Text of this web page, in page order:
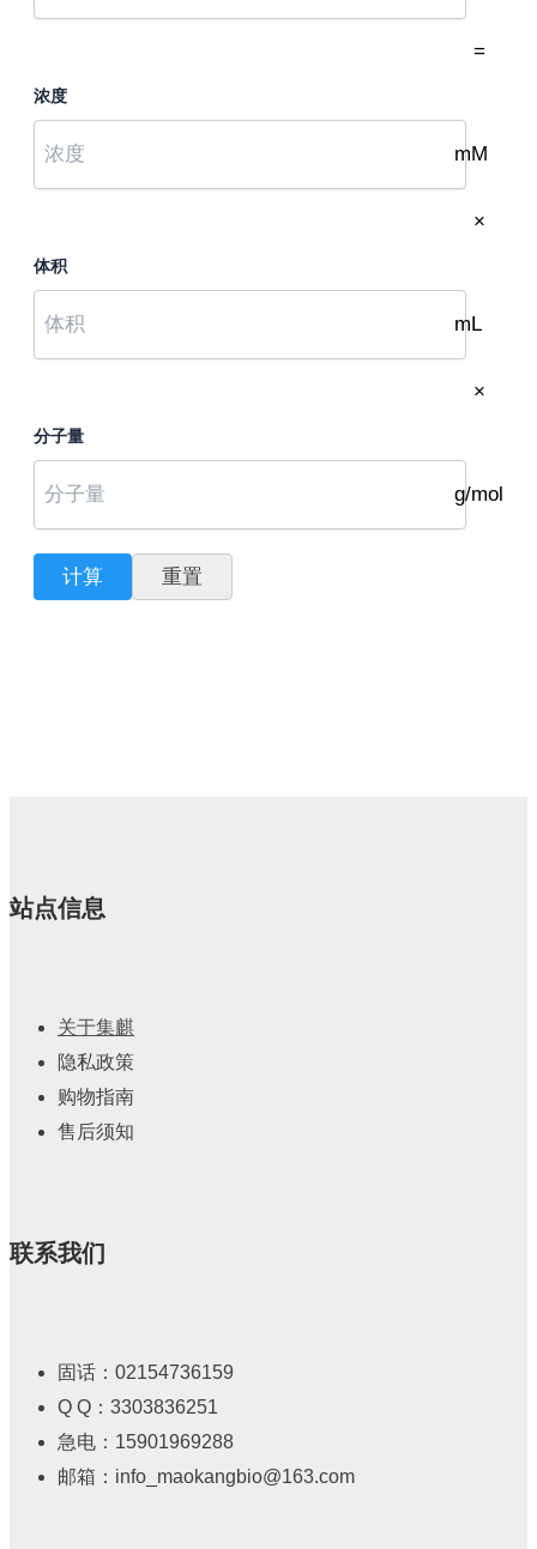
=
浓度
mM
×
体积
mL
×
分子量
g/mol
计算 重置
站点信息
关于集麒
隐私政策
购物指南
售后须知
联系我们
固话：02154736159
Q Q：3303836251
急电：15901969288
邮箱：info_maokangbio@163.com